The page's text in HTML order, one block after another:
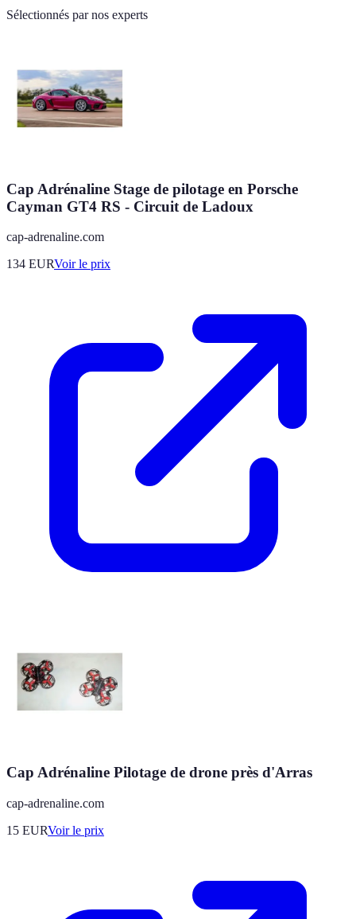
Sélectionnés par nos experts
Cap Adrénaline Stage de pilotage en Porsche
Cayman GT4 RS - Circuit de Ladoux
cap-adrenaline.com
134 EURVoir le prix
Cap Adrénaline Pilotage de drone près d'Arras
cap-adrenaline.com
15 EURVoir le prix